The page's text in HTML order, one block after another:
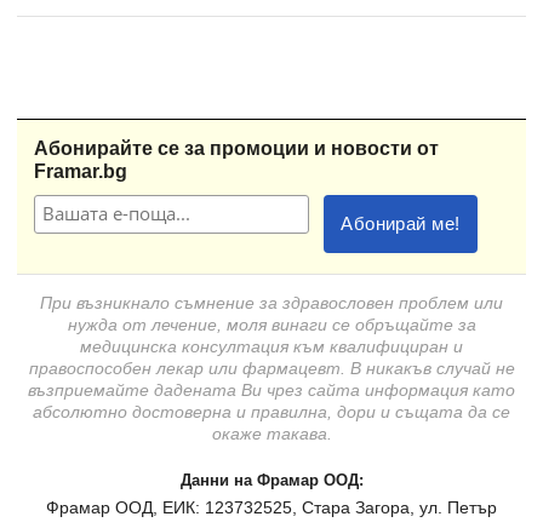
Абонирайте се за промоции и новости от
Framar.bg
При възникнало съмнение за здравословен проблем или
нужда от лечение, моля винаги се обръщайте за
медицинска консултация към квалифициран и
правоспособен лекар или фармацевт. В никакъв случай не
възприемайте дадената Ви чрез сайта информация като
абсолютно достоверна и правилна, дори и същата да се
окаже такава.
Данни на Фрамар ООД:
Фрамар ООД, ЕИК: 123732525, Стара Загора, ул. Петър